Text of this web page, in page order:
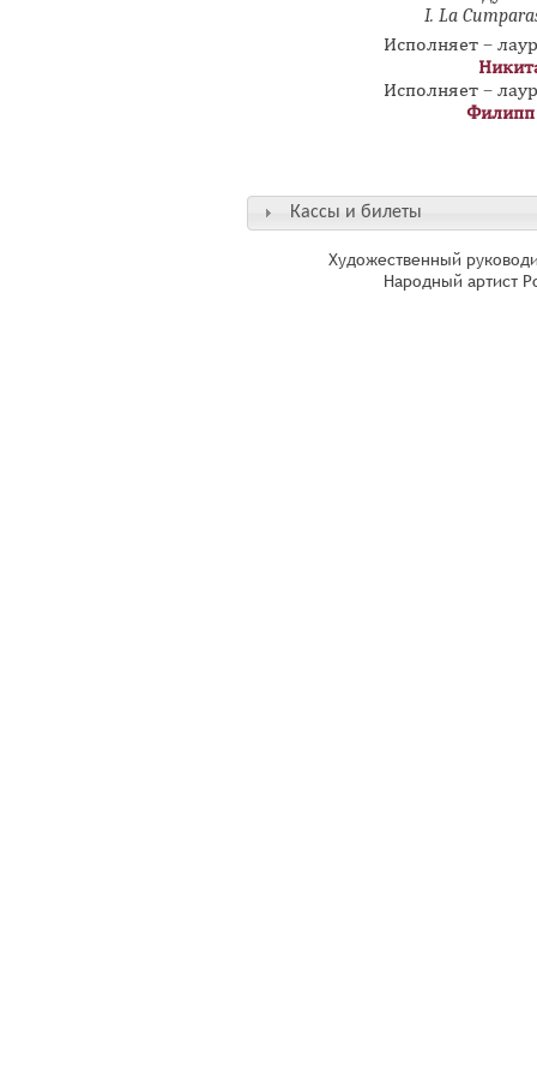
I. La
Исполняет –
Исполняет –
Филипп
Кассы и билеты
Художественный
Народный артист